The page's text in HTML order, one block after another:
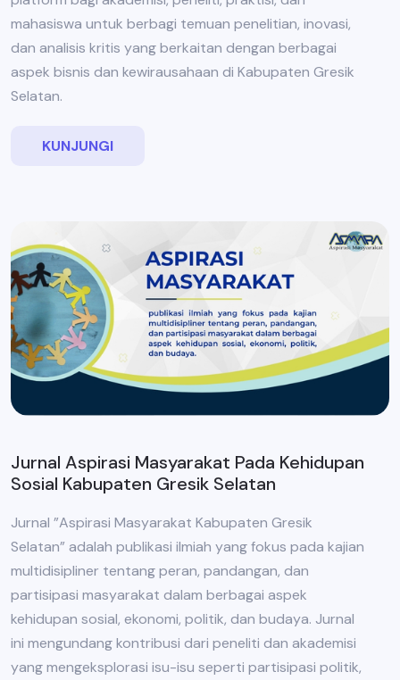
mahasiswa untuk berbagi temuan penelitian, inovasi,
dan analisis kritis yang berkaitan dengan berbagai
aspek bisnis dan kewirausahaan di Kabupaten Gresik
Selatan.
KUNJUNGI
Jurnal Aspirasi Masyarakat Pada Kehidupan
Sosial Kabupaten Gresik Selatan
Jurnal ”Aspirasi Masyarakat Kabupaten Gresik
Selatan” adalah publikasi ilmiah yang fokus pada kajian
multidisipliner tentang peran, pandangan, dan
partisipasi masyarakat dalam berbagai aspek
kehidupan sosial, ekonomi, politik, dan budaya. Jurnal
ini mengundang kontribusi dari peneliti dan akademisi
yang mengeksplorasi isu-isu seperti partisipasi politik,